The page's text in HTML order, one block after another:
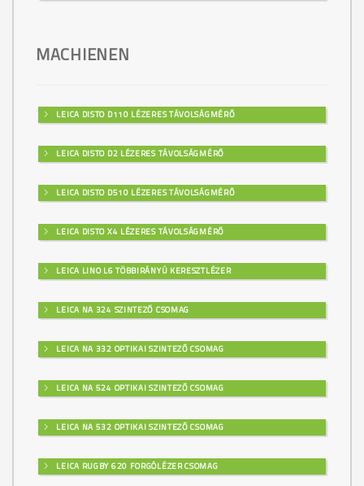
MACHIENEN
LEICA DISTO D110 LÉZERES TÁVOLSÁGMÉRŐ
LEICA DISTO D2 LÉZERES TÁVOLSÁGMÉRŐ
LEICA DISTO D510 LÉZERES TÁVOLSÁGMÉRŐ
LEICA DISTO X4 LÉZERES TÁVOLSÁGMÉRŐ
LEICA LINO L6 TÖBBIRÁNYÚ KERESZTLÉZER
LEICA NA 324 SZINTEZŐ CSOMAG
LEICA NA 332 OPTIKAI SZINTEZŐ CSOMAG
LEICA NA 524 OPTIKAI SZINTEZŐ CSOMAG
LEICA NA 532 OPTIKAI SZINTEZŐ CSOMAG
LEICA RUGBY 620 FORGÓLÉZER CSOMAG